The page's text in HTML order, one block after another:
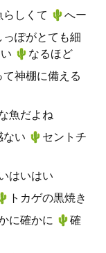
しくて 🌵️へー
ぽがとても細
🌵️なるほど
神棚に備える
魚だよね
い 🌵️セントチ
はいはい
トカゲの黒焼き
に確かに 🌵️確